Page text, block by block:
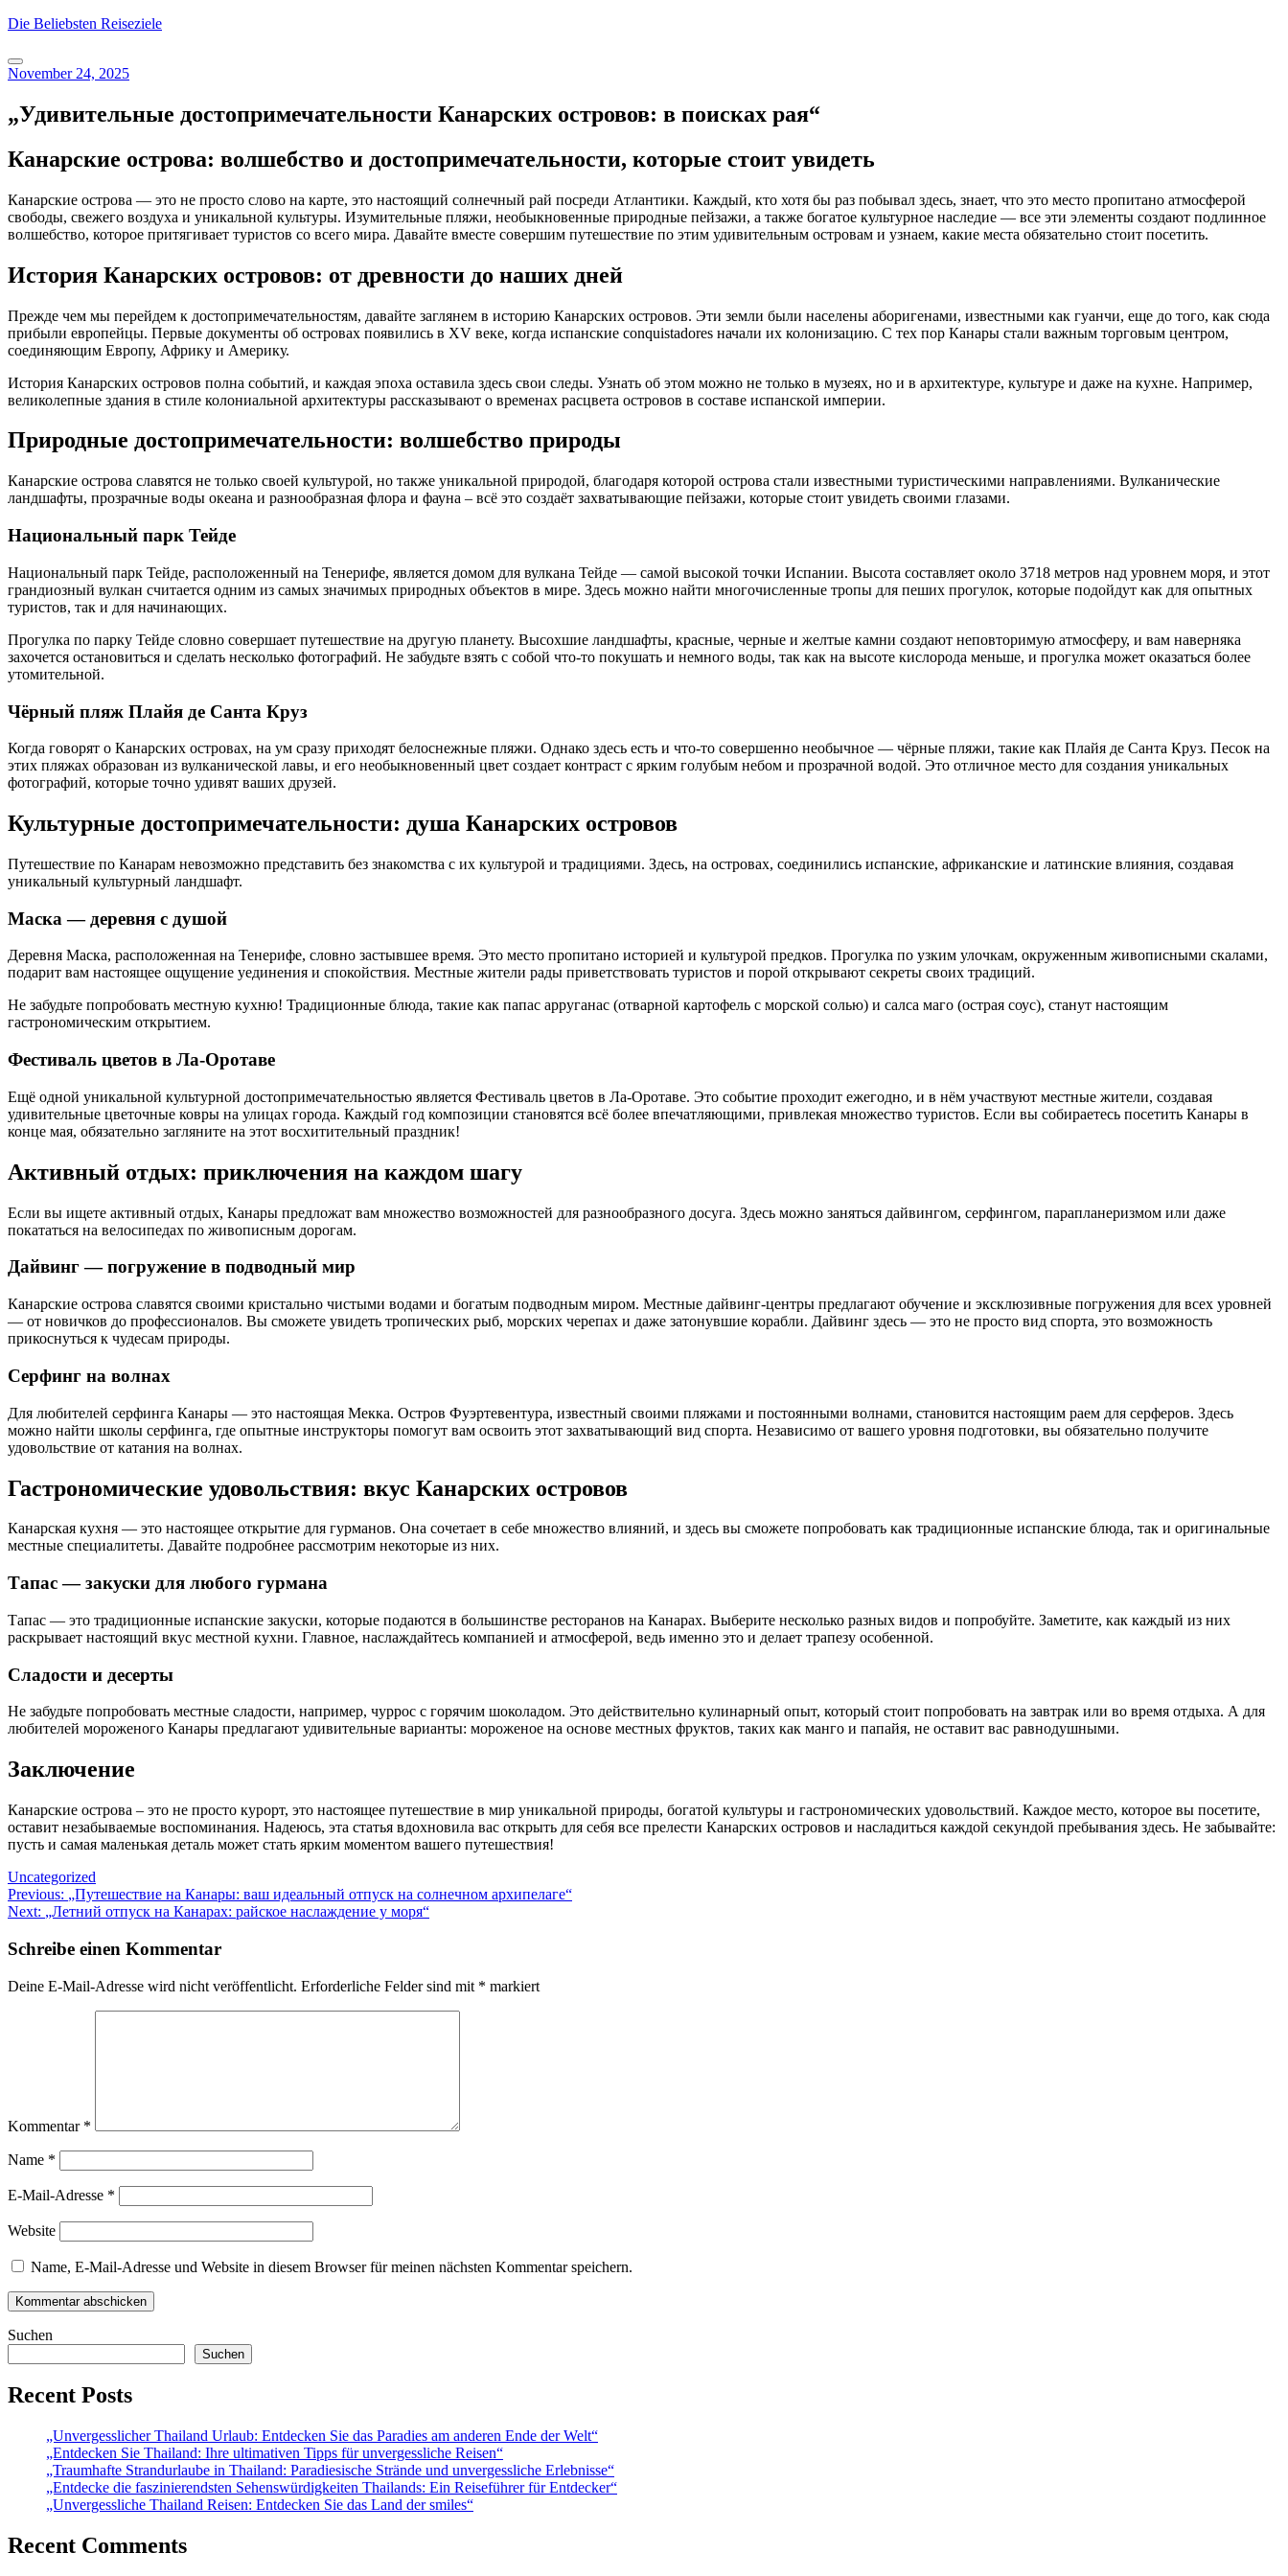
Skip
content
Die Beliebsten Reiseziele
November 24, 2025
„Удивительные достопримечательности Канарских островов: в поисках рая“
Канарские острова: волшебство и достопримечательности, которые стоит увидеть
Канарские острова — это не просто слово на карте, это настоящий солнечный рай посреди Атлантики. Каждый, кто хотя бы раз побывал здесь, знает, что это место пропитано атмосферой
свободы, свежего воздуха и уникальной культуры. Изумительные пляжи, необыкновенные природные пейзажи, а также богатое культурное наследие — все эти элементы создают подлинное
волшебство, которое притягивает туристов со всего мира. Давайте вместе совершим путешествие по этим удивительным островам и узнаем, какие места обязательно стоит посетить.
История Канарских островов: от древности до наших дней
Прежде чем мы перейдем к достопримечательностям, давайте заглянем в историю Канарских островов. Эти земли были населены аборигенами, известными как гуанчи, еще до того, как сюда
прибыли европейцы. Первые документы об островах появились в XV веке, когда испанские conquistadores начали их колонизацию. С тех пор Канары стали важным торговым центром,
соединяющим Европу, Африку и Америку.
История Канарских островов полна событий, и каждая эпоха оставила здесь свои следы. Узнать об этом можно не только в музеях, но и в архитектуре, культуре и даже на кухне. Например,
великолепные здания в стиле колониальной архитектуры рассказывают о временах расцвета островов в составе испанской империи.
Природные достопримечательности: волшебство природы
Канарские острова славятся не только своей культурой, но также уникальной природой, благодаря которой острова стали известными туристическими направлениями. Вулканические
ландшафты, прозрачные воды океана и разнообразная флора и фауна – всё это создаёт захватывающие пейзажи, которые стоит увидеть своими глазами.
Национальный парк Тейде
Национальный парк Тейде, расположенный на Тенерифе, является домом для вулкана Тейде — самой высокой точки Испании. Высота составляет около 3718 метров над уровнем моря, и этот
грандиозный вулкан считается одним из самых значимых природных объектов в мире. Здесь можно найти многочисленные тропы для пеших прогулок, которые подойдут как для опытных
туристов, так и для начинающих.
Прогулка по парку Тейде словно совершает путешествие на другую планету. Высохшие ландшафты, красные, черные и желтые камни создают неповторимую атмосферу, и вам наверняка
захочется остановиться и сделать несколько фотографий. Не забудьте взять с собой что-то покушать и немного воды, так как на высоте кислорода меньше, и прогулка может оказаться более
утомительной.
Чёрный пляж Плайя де Санта Круз
Когда говорят о Канарских островах, на ум сразу приходят белоснежные пляжи. Однако здесь есть и что-то совершенно необычное — чёрные пляжи, такие как Плайя де Санта Круз. Песок на
этих пляжах образован из вулканической лавы, и его необыкновенный цвет создает контраст с ярким голубым небом и прозрачной водой. Это отличное место для создания уникальных
фотографий, которые точно удивят ваших друзей.
Культурные достопримечательности: душа Канарских островов
Путешествие по Канарам невозможно представить без знакомства с их культурой и традициями. Здесь, на островах, coединились испанские, африканские и латинские влияния, создавая
уникальный культурный ландшафт.
Маска — деревня с душой
Деревня Маска, расположенная на Тенерифе, словно застывшее время. Это место пропитано историей и культурой предков. Прогулка по узким улочкам, окруженным живописными скалами,
подарит вам настоящее ощущение уединения и спокойствия. Местные жители рады приветствовать туристов и порой открывают секреты своих традиций.
Не забудьте попробовать местную кухню! Традиционные блюда, такие как папас арруганас (отварной картофель с морской солью) и салса маго (острая соус), станут настоящим
гастрономическим открытием.
Фестиваль цветов в Ла-Оротаве
Ещё одной уникальной культурной достопримечательностью является Фестиваль цветов в Ла-Оротаве. Это событие проходит ежегодно, и в нём участвуют местные жители, создавая
удивительные цветочные ковры на улицах города. Каждый год композиции становятся всё более впечатляющими, привлекая множество туристов. Если вы собираетесь посетить Канары в
конце мая, обязательно загляните на этот восхитительный праздник!
Активный отдых: приключения на каждом шагу
Если вы ищете активный отдых, Канары предложат вам множество возможностей для разнообразного досуга. Здесь можно заняться дайвингом, серфингом, парапланеризмом или даже
покататься на велосипедах по живописным дорогам.
Дайвинг — погружение в подводный мир
Канарские острова славятся своими кристально чистыми водами и богатым подводным миром. Местные дайвинг-центры предлагают обучение и эксклюзивные погружения для всех уровней
— от новичков до профессионалов. Вы сможете увидеть тропических рыб, морских черепах и даже затонувшие корабли. Дайвинг здесь — это не просто вид спорта, это возможность
прикоснуться к чудесам природы.
Серфинг на волнах
Для любителей серфинга Канары — это настоящая Мекка. Остров Фуэртевентура, известный своими пляжами и постоянными волнами, становится настоящим раем для серферов. Здесь
можно найти школы серфинга, где опытные инструкторы помогут вам освоить этот захватывающий вид спорта. Независимо от вашего уровня подготовки, вы обязательно получите
удовольствие от катания на волнах.
Гастрономические удовольствия: вкус Канарских островов
Канарская кухня — это настоящее открытие для гурманов. Она сочетает в себе множество влияний, и здесь вы сможете попробовать как традиционные испанские блюда, так и оригинальные
местные специалитеты. Давайте подробнее рассмотрим некоторые из них.
Тапас — закуски для любого гурмана
Тапас — это традиционные испанские закуски, которые подаются в большинстве ресторанов на Канарах. Выберите несколько разных видов и попробуйте. Заметите, как каждый из них
раскрывает настоящий вкус местной кухни. Главное, наслаждайтесь компанией и атмосферой, ведь именно это и делает трапезу особенной.
Сладости и десерты
Не забудьте попробовать местные сладости, например, чуррос с горячим шоколадом. Это действительно кулинарный опыт, который стоит попробовать на завтрак или во время отдыха. А для
любителей мороженого Канары предлагают удивительные варианты: мороженое на основе местных фруктов, таких как манго и папайя, не оставит вас равнодушными.
Заключение
Канарские острова – это не просто курорт, это настоящее путешествие в мир уникальной природы, богатой культуры и гастрономических удовольствий. Каждое место, которое вы посетите,
оставит незабываемые воспоминания. Надеюсь, эта статья вдохновила вас открыть для себя все прелести Канарских островов и насладиться каждой секундой пребывания здесь. Не забывайте:
пусть и самая маленькая деталь может стать ярким моментом вашего путешествия!
Uncategorized
Beitragsnavigation
Previous: „Путешествие на Канары: ваш идеальный отпуск на солнечном архипелаге“
Next: „Летний отпуск на Канарах: райское наслаждение у моря“
Schreibe einen Kommentar
Deine E-Mail-Adresse wird nicht veröffentlicht. Erforderliche Felder sind mit * markiert
Kommentar *
Name *
E-Mail-Adresse *
Website
Name, E-Mail-Adresse und Website in diesem Browser für meinen nächsten Kommentar speichern.
Suchen
Suchen
Recent Posts
„Unvergesslicher Thailand Urlaub: Entdecken Sie das Paradies am anderen Ende der Welt“
„Entdecken Sie Thailand: Ihre ultimativen Tipps für unvergessliche Reisen“
„Traumhafte Strandurlaube in Thailand: Paradiesische Strände und unvergessliche Erlebnisse“
„Entdecke die faszinierendsten Sehenswürdigkeiten Thailands: Ein Reiseführer für Entdecker“
„Unvergessliche Thailand Reisen: Entdecken Sie das Land der smiles“
Recent Comments